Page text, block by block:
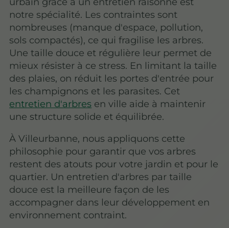
notre spécialité. Les contraintes sont
nombreuses (manque d'espace, pollution,
sols compactés), ce qui fragilise les arbres.
Une taille douce et régulière leur permet de
mieux résister à ce stress. En limitant la taille
des plaies, on réduit les portes d'entrée pour
les champignons et les parasites. Cet
entretien d'arbres en ville aide à maintenir
une structure solide et équilibrée.
À Villeurbanne, nous appliquons cette
philosophie pour garantir que vos arbres
restent des atouts pour votre jardin et pour le
quartier. Un entretien d'arbres par taille
douce est la meilleure façon de les
accompagner dans leur développement en
environnement contraint.